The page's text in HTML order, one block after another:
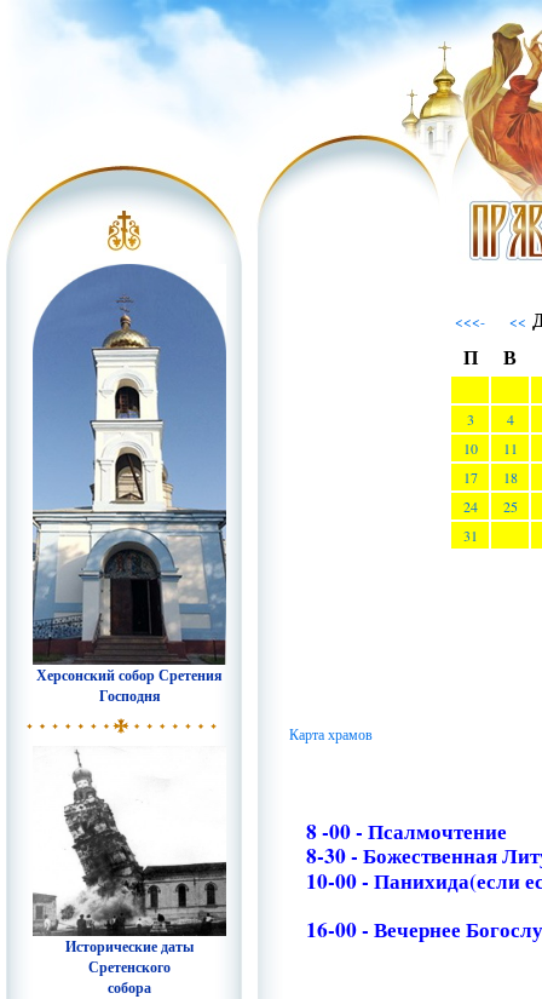
Херсонский собор Сретения
Господня
Исторические даты
Сретенского
собора
<<<- <<
П
В
3
4
10
11
17
18
24
25
31
Карта храмов
8 -00 - Псалмочтение
8-30 - Божественная
10-00 - Панихида(если
16-00 - Вечернее